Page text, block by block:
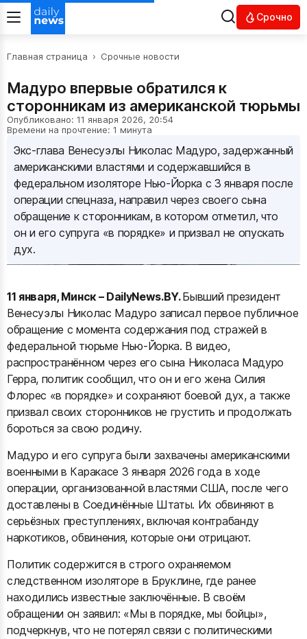
Срочно
Главная страница › Срочные новости
Мадуро впервые обратился к
сторонникам из американской тюрьмы
Опубликовано: 11 января 2026, 20:54
Времени на прочтение: 1 минута
Экс-глава Венесуэлы Николас Мадуро, задержанный
американскими властями и содержавшийся в
федеральном изоляторе Нью-Йорка с 3 января после
операции спецназа, направил через своего сына
обращение к сторонникам, в котором отметил, что
он и его супруга «в порядке» и призвал не опускать
дух.
11 января, Минск – DailyNews.BY.Бывший президент
Венесуэлы Николас Мадуро записал первое публичное
обращение с момента содержания под стражей в
федеральной тюрьме Нью-Йорка. В видео,
распространённом через его сына Николаса Мадуро
Герра, политик сообщил, что он и его жена Силия
Флорес «в порядке» и сохраняют боевой дух, а также
призвал своих сторонников не грустить и продолжать
бороться за свою родину.
Мадуро и его супруга были захвачены американскими
военными в Каракасе 3 января 2026 года в ходе
операции, организованной властями США, после чего
доставлены в Соединённые Штаты. Их обвиняют в
серьёзных преступлениях, включая контрабанду
наркотиков, обвинения, которые они отрицают.
Политик содержится в строго охраняемом
следственном изоляторе в Бруклине, где ранее
находились известные заключённые. В своём
обращении он заявил: «Мы в порядке, мы бойцы»,
подчеркнув, что не потерял связи с политическими